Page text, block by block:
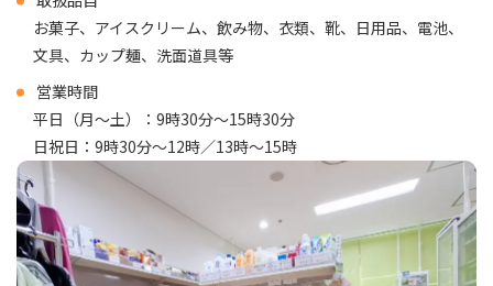
お菓子、アイスクリーム、飲み物、衣類、靴、日用品、電池、
文具、カップ麺、洗面道具等
営業時間
平日（月～土）：9時30分～15時30分
日祝日：9時30分～12時／13時～15時